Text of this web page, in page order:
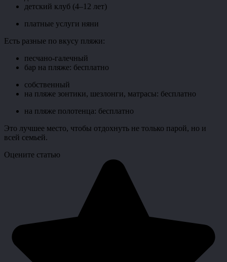
детский клуб (4–12 лет)
платные услуги няни
Есть разные по вкусу пляжи:
песчано-галечный
бар на пляже: бесплатно
собственный
на пляже зонтики, шезлонги, матрасы: бесплатно
на пляже полотенца: бесплатно
Это лучшее место, чтобы отдохнуть не только парой, но и
всей семьей.
Оцените статью